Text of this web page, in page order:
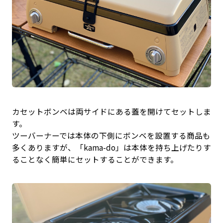
カセットボンベは両サイドにある蓋を開けてセットしま
す。
ツーバーナーでは本体の下側にボンベを設置する商品も
多くありますが、「kama-do」は本体を持ち上げたりす
ることなく簡単にセットすることができます。